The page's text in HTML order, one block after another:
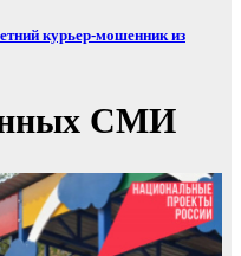
курьер-мошенник из